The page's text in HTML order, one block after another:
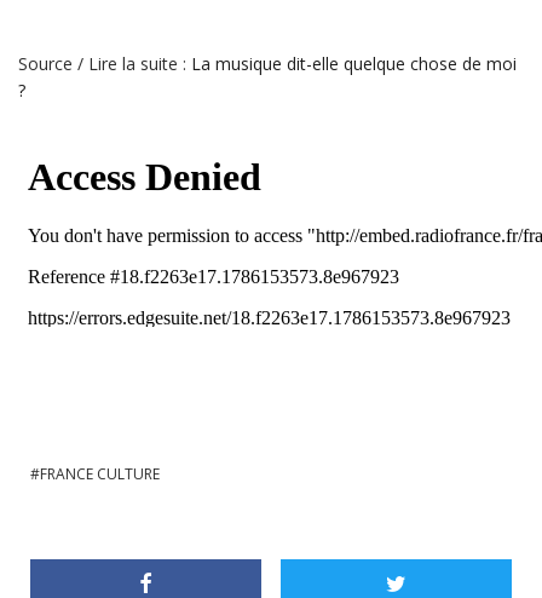
Source / Lire la suite : La musique dit-elle quelque chose de moi
?
FRANCE CULTURE